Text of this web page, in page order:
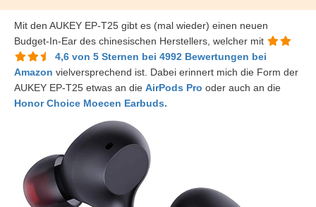
Mit den AUKEY EP-T25 gibt es (mal wieder) einen neuen
Budget-In-Ear des chinesischen Herstellers, welcher mit
4,6 von 5 Sternen bei 4992 Bewertungen bei
Amazon vielversprechend ist. Dabei erinnert mich die Form der
AUKEY EP-T25 etwas an die AirPods Pro oder auch an die
Honor Choice Moecen Earbuds.